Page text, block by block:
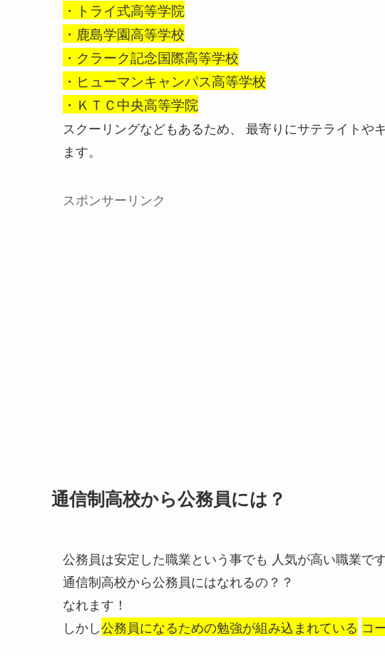
・トライ式高等学院
・鹿島学園高等学校
・クラーク記念国際高等学校
・ヒューマンキャンパス高等学校
・ＫＴＣ中央高等学院
スクーリングなどもあるため、 最寄りにサテライトや
ます。
スポンサーリンク
通信制高校から公務員には？
公務員は安定した職業という事でも 人気が高い職業です
通信制高校から公務員にはなれるの？？
なれます！
しかし公務員になるための勉強が組み込まれている コ